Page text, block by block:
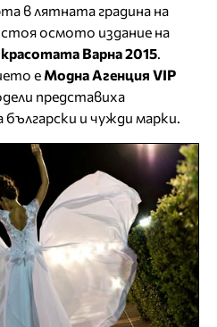
в лятната градина на
осмото издание на
Варна 2015
е Модна Агенция VIP
представиха
и чужди марки.